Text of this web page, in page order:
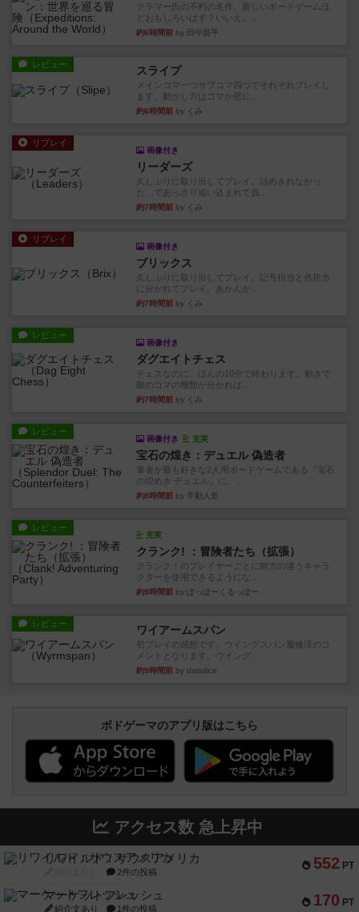
クラマー氏の不朽の名作。新しいボードゲームほ
どおもしろいはず？いいえ。...
約6時間前 by 田中昌平
レビュー スライプ
メインコマ一つサブコマ四つでそれぞれプレイし
ます。動かし方はコマか壁に...
約6時間前 by くみ
リプレイ
画像付き
リーダーズ
久しぶりに取り出してプレイ。詰めきれなかっ
た…であっさり追い込まれて負...
約7時間前 by くみ
リプレイ
画像付き
ブリックス
久しぶりに取り出してプレイ。記号担当と色担当
に分かれてプレイ。あかんか...
約7時間前 by くみ
レビュー
画像付き
ダグエイトチェス
チェスなのに、ほんの10分で終わります。動きで
敵のコマの種類が分かれば...
約7時間前 by くみ
レビュー
画像付き 充実
宝石の煌き：デュエル 偽造者
筆者が最も好きな2人用ボードゲームである『宝石
の煌めき デュエル』に、...
約8時間前 by 手動人形
レビュー
充実
クランク! ：冒険者たち（拡張）
クランク！のプレイヤーごとに能力の違うキャラ
クターを使用できるようにな...
約9時間前 by ぽっぽーくるっぽー
レビュー ワイアームスパン
初プレイの感想です。ウイングスパン履修済のコ
メントとなります。ウイング...
約9時間前 by daisdice
ボドゲーマのアプリ版はこちら
アクセス数 急上昇中
552 PT
リワイルド：サウスアメリカ
2件の投稿
170 PT
マーケットフレッシュ
紹介文あり 1件の投稿